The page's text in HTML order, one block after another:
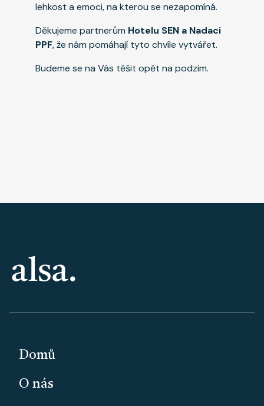
lehkost a emoci, na kterou se nezapomíná.
Děkujeme partnerům Hotelu SEN a Nadaci
PPF, že nám pomáhají tyto chvíle vytvářet.
Budeme se na Vás těšit opět na podzim.
PATIČKA
Domů
O nás